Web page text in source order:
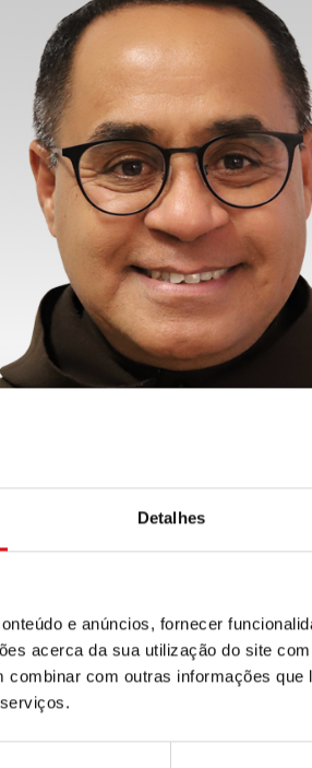
Detalhes
e anúncios, fornecer
acerca da sua utilização do site
combinar com outras informações